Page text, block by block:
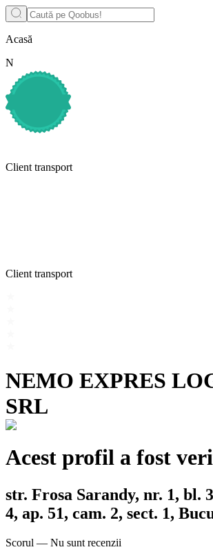
Acasă
N
Client transport
Client transport
NEMO EXPRES
SRL
Acest profil a fost
str. Frosa Sarandy, nr. 1, bl.
4, ap. 51, cam. 2, sect. 1,
Scorul — Nu sunt recenzii